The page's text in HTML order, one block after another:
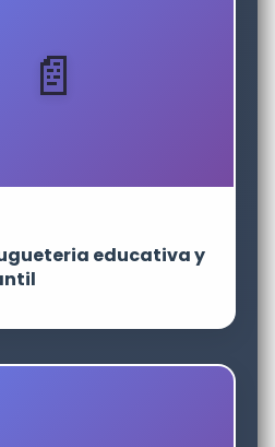
educativa y